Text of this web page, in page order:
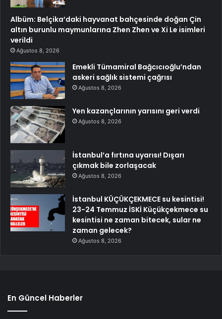
Albüm: Belçika’daki hayvanat bahçesinde doğan Çin
altın burunlu maymunlarına Zhen Zhen ve Xi Le isimleri
verildi
Ağustos 8, 2026
Emekli Tümamiral Bağcıcıoğlu’ndan
askeri sağlık sistemi çağrısı
Ağustos 8, 2026
Yen kazançlarının yarısını geri verdi
Ağustos 8, 2026
İstanbul’a fırtına uyarısı! Dışarı
çıkmak bile zorlaşacak
Ağustos 8, 2026
İstanbul KÜÇÜKÇEKMECE su kesintisi!
23-24 Temmuz İSKİ Küçükçekmece su
kesintisi ne zaman bitecek, sular ne
zaman gelecek?
Ağustos 8, 2026
En Güncel Haberler